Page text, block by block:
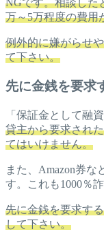
万～5万程度の費用
例外的に嫌がらせ
て下さい。
先に金銭を要求
「保証金として融
貸主から要求され
てはいけません。
また、Amazon券な
す。これも1000％詐
先に金銭を要求す
して下さい。